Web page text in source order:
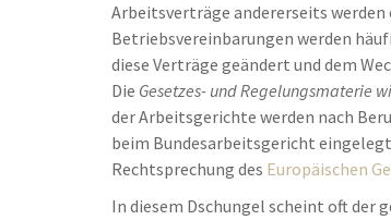
Arbeitsverträge andererseits
Betriebsvereinbarungen werden
diese Verträge geändert und dem
Die Gesetzes- und Regelungsmaterie
der Arbeitsgerichte werden nach
beim Bundesarbeitsgericht
Rechtsprechung des Europäischen
In diesem Dschungel scheint oft der